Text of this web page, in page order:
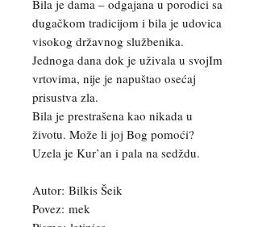
Bila je dama – odgajana u porodici sa
dugačkom tradicijom i bila je udovica
visokog državnog službenika.
Jednoga dana dok je uživala u svojIm
vrtovima, nije je napuštao osećaj
prisustva zla.
Bila je prestrašena kao nikada u
životu. Može li joj Bog pomoći?
Uzela je Kur’an i pala na sedždu.
Autor: Bilkis Šeik
Povez: mek